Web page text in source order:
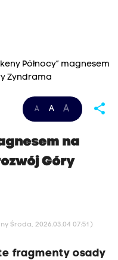
Północy” magnesem
Zyndrama
A A A share
na
Góry
Środa, 2026.03.04 07:51 )
fragmenty osady